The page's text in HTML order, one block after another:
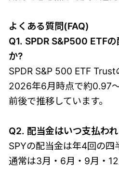
よくある質問(FAQ)
Q1. SPDR S&P500 ETF
か?
SPDR S&P 500 ETF Trust
2026年6月時点で約0.97
前後で推移しています。
Q2. 配当金はいつ支払わ
SPYの配当金は年4回の四
通常は3月・6月・9月・12